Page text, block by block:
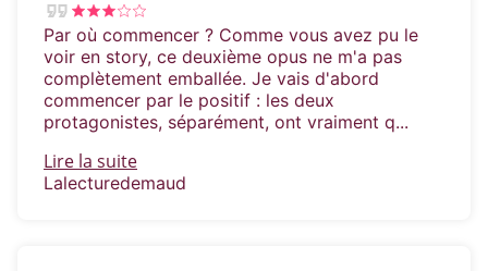
Par où commencer ? Comme vous avez pu le
voir en story, ce deuxième opus ne m'a pas
complètement emballée. Je vais d'abord
commencer par le positif : les deux
protagonistes, séparément, ont vraiment q...
Lire la suite
Lalecturedemaud